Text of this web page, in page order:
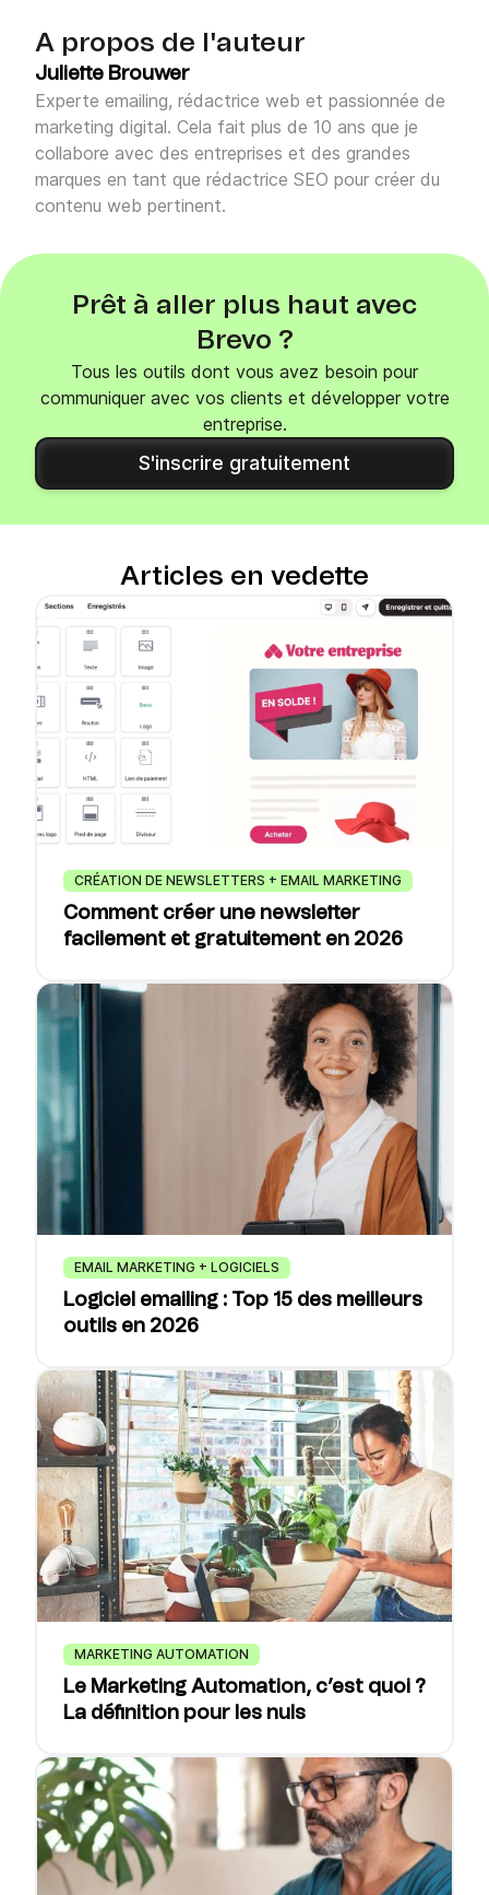
A propos de l'auteur
Juliette Brouwer
Experte emailing, rédactrice web et passionnée de
marketing digital. Cela fait plus de 10 ans que je
collabore avec des entreprises et des grandes
marques en tant que rédactrice SEO pour créer du
contenu web pertinent.
Prêt à aller plus haut avec
Brevo ?
Tous les outils dont vous avez besoin pour
communiquer avec vos clients et développer votre
entreprise.
S'inscrire gratuitement
Articles en vedette
CRÉATION DE NEWSLETTERS + EMAIL MARKETING
Comment créer une newsletter
facilement et gratuitement en 2026
EMAIL MARKETING + LOGICIELS
Logiciel emailing : Top 15 des meilleurs
outils en 2026
MARKETING AUTOMATION
Le Marketing Automation, c’est quoi ?
La définition pour les nuls